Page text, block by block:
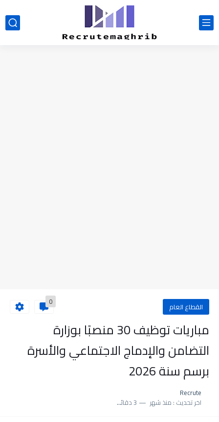
القطاع العام 0
مباريات توظيف 30 منصبًا بوزارة
التضامن والإدماج الاجتماعي والأسرة
برسم سنة 2026
Recrute
اخر تحديث : منذ شهر 3 دقائق للقراءة